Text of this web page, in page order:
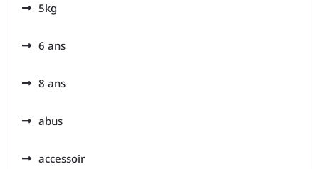
5kg
6 ans
8 ans
abus
accessoir